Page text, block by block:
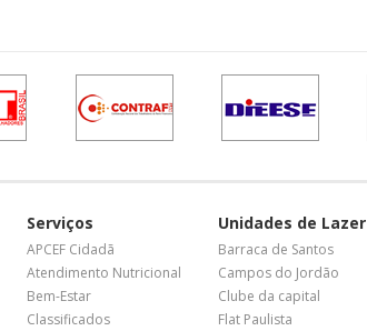
Serviços
APCEF Cidadã
Atendimento Nutricional
Bem-Estar
Classificados
Unidades de Lazer
Barraca de Santos
Campos do Jordão
Clube da capital
Flat Paulista